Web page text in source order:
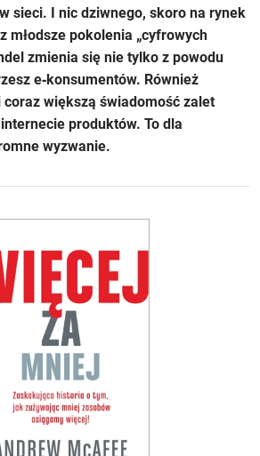
sieci. I nic dziwnego, skoro na rynek
młodsze pokolenia „cyfrowych
zmienia się nie tylko z powodu
e‑konsumentów. Również
większą świadomość zalet
produktów. To dla
wyzwanie.